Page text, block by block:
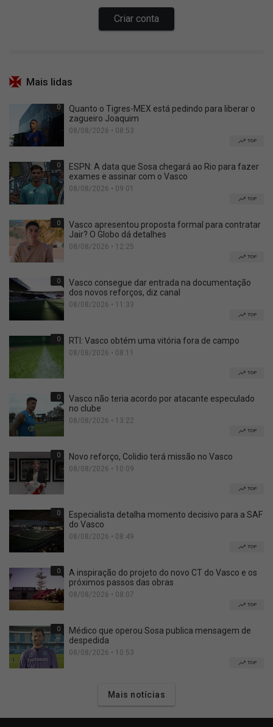
Mais lidas
0
Quanto o Tigres-MEX está pedindo para liberar o
zagueiro Joaquim
08/08/2026 • 08:53
TOP
0
ESPN: A data que Sosa chegará ao Rio para fazer
exames e assinar com o Vasco
08/08/2026 • 09:01
TOP
0
Vasco apresentou proposta formal para contratar
Jair? O Globo dá detalhes
08/08/2026 • 12:25
TOP
0
Vasco consegue dar entrada na documentação
dos novos reforços, diz canal
08/08/2026 • 11:33
TOP
0 RTI: Vasco obtém uma vitória fora de campo
08/08/2026 • 08:11
TOP
0
Vasco não teria acordo por atacante especulado
no clube
08/08/2026 • 13:22
TOP
0 Novo reforço, Colidio terá missão no Vasco
08/08/2026 • 10:09
TOP
0
Especialista detalha momento decisivo para a SAF
do Vasco
08/08/2026 • 08:49
TOP
0
A inspiração do projeto do novo CT do Vasco e os
próximos passos das obras
08/08/2026 • 08:07
TOP
0
Médico que operou Sosa publica mensagem de
despedida
08/08/2026 • 10:53
TOP
Mais notícias